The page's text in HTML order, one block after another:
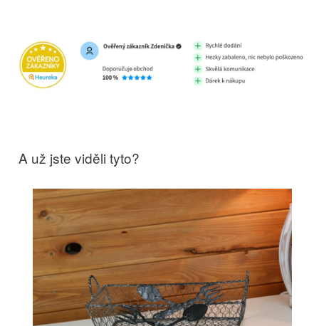
A už jste viděli tyto?